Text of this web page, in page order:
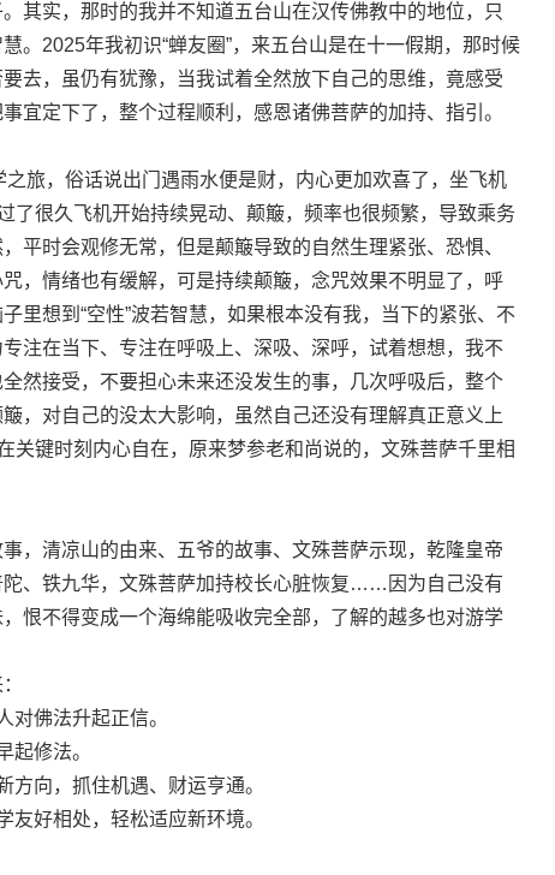
其实，那时的我并不知道五台山在汉传佛教中的地位，只
。2025年我初识“蝉友圈”，来五台山是在十一假期，那时候
去，虽仍有犹豫，当我试着全然放下自己的思维，竟感受
宜定下了，整个过程顺利，感恩诸佛菩萨的加持、指引。
旅，俗话说出门遇雨水便是财，内心更加欢喜了，坐飞机
了很久飞机开始持续晃动、颠簸，频率也很频繁，导致乘务
平时会观修无常，但是颠簸导致的自然生理紧张、恐惧、
，情绪也有缓解，可是持续颠簸，念咒效果不明显了，呼
里想到“空性”波若智慧，如果根本没有我，当下的紧张、不
注在当下、专注在呼吸上、深吸、深呼，试着想想，我不
然接受，不要担心未来还没发生的事，几次呼吸后，整个
，对自己的没太大影响，虽然自己还没有理解真正意义上
关键时刻内心自在，原来梦参老和尚说的，文殊菩萨千里相
，清凉山的由来、五爷的故事、文殊菩萨示现，乾隆皇帝
、铁九华，文殊菩萨加持校长心脏恢复……因为自己没有
恨不得变成一个海绵能吸收完全部，了解的越多也对游学
对佛法升起正信。
起修法。
向，抓住机遇、财运亨通。
好相处，轻松适应新环境。